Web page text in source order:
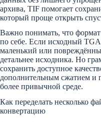
архива, TIF помогает
который проще открыть
Важно понимать, что
по себе. Если исходный
маленький или
детальнее исходника. Но
сохранить доступное
дополнительным сжатием и
более привычной среде.
Как переделать несколько
конвертацию